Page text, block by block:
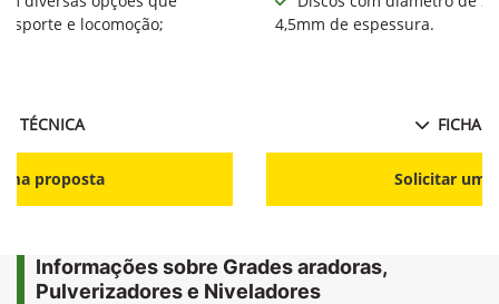
e locomoção;
TÉCNICA
proposta
4,5mm de espessura.
FICHA
Solicitar
Informações sobre Grades aradoras,
Pulverizadores e Niveladores